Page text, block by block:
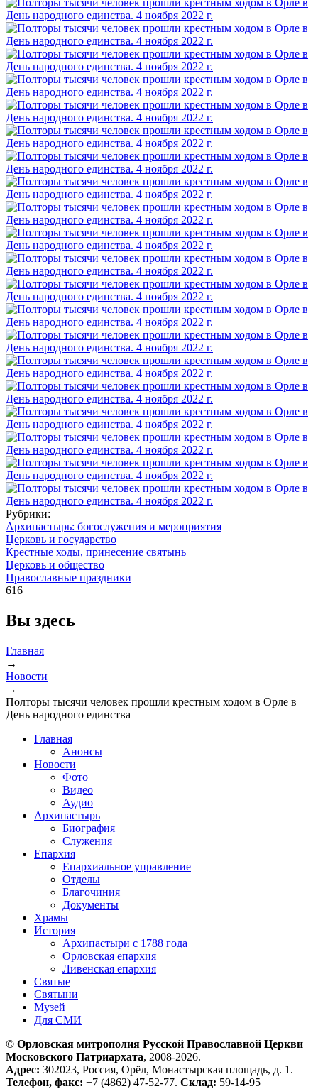
Рубрики:
Архипастырь: богослужения и мероприятия
Церковь и государство
Крестные ходы, принесение святынь
Церковь и общество
Православные праздники
616
Вы здесь
Главная
→
Новости
→
Полторы тысячи человек прошли крестным ходом в Орле в
День народного единства
Главная
Анонсы
Новости
Фото
Видео
Аудио
Архипастырь
Биография
Служения
Епархия
Епархиальное управление
Отделы
Благочиния
Документы
Храмы
История
Архипастыри с 1788 года
Орловская епархия
Ливенская епархия
Святые
Святыни
Музей
Для СМИ
© Орловская митрополия Русской Православной Церкви
Московского Патриархата, 2008-2026.
Адрес: 302023, Россия, Орёл, Монастырская площадь, д. 1.
Телефон, факс: +7 (4862) 47-52-77. Склад: 59-14-95